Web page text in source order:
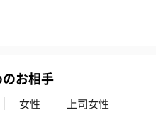
お相手
女性
上司女性